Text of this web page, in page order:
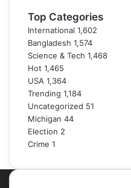
Top Categories
International 1,602
Bangladesh 1,574
Science & Tech 1,468
Hot 1,465
USA 1,364
Trending 1,184
Uncategorized 51
Michigan 44
Election 2
Crime 1